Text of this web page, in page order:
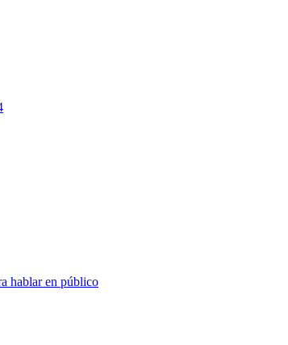
hablar en público